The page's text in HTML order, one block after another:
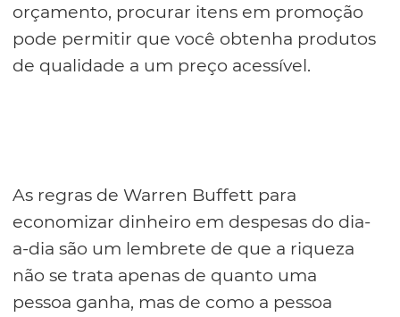
orçamento, procurar itens em promoção
pode permitir que você obtenha produtos
de qualidade a um preço acessível.
As regras de Warren Buffett para
economizar dinheiro em despesas do dia-
a-dia são um lembrete de que a riqueza
não se trata apenas de quanto uma
pessoa ganha, mas de como a pessoa